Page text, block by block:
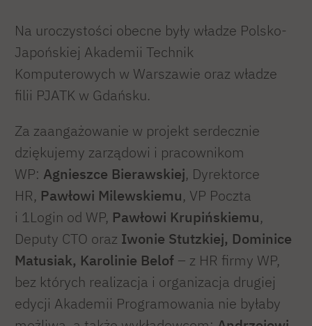
Na uroczystości obecne były władze Polsko-
Japońskiej Akademii Technik
Komputerowych w Warszawie oraz władze
filii PJATK w Gdańsku.
Za zaangażowanie w projekt serdecznie
dziękujemy zarządowi i pracownikom
WP: Agnieszce Bierawskiej, Dyrektorce
HR, Pawłowi Milewskiemu, VP Poczta
i 1Login od WP, Pawłowi Krupińskiemu,
Deputy CTO oraz Iwonie Stutzkiej, Dominice
Matusiak, Karolinie Belof – z HR firmy WP,
bez których realizacja i organizacja drugiej
edycji Akademii Programowania nie byłaby